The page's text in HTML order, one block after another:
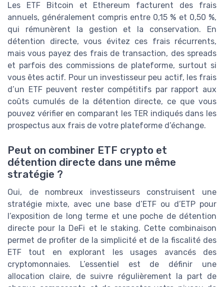
Les ETF Bitcoin et Ethereum facturent des frais
annuels, généralement compris entre 0,15 % et 0,50 %,
qui rémunèrent la gestion et la conservation. En
détention directe, vous évitez ces frais récurrents,
mais vous payez des frais de transaction, des spreads
et parfois des commissions de plateforme, surtout si
vous êtes actif. Pour un investisseur peu actif, les frais
d’un ETF peuvent rester compétitifs par rapport aux
coûts cumulés de la détention directe, ce que vous
pouvez vérifier en comparant les TER indiqués dans les
prospectus aux frais de votre plateforme d’échange.
Peut on combiner ETF crypto et
détention directe dans une même
stratégie ?
Oui, de nombreux investisseurs construisent une
stratégie mixte, avec une base d’ETF ou d’ETP pour
l’exposition de long terme et une poche de détention
directe pour la DeFi et le staking. Cette combinaison
permet de profiter de la simplicité et de la fiscalité des
ETF tout en explorant les usages avancés des
cryptomonnaies. L’essentiel est de définir une
allocation claire, de suivre régulièrement la part de